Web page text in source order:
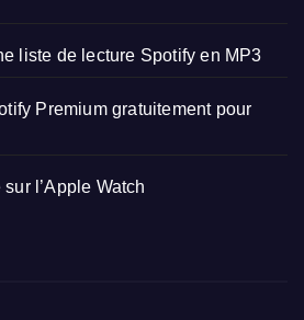
liste de lecture Spotify en MP3
Premium gratuitement pour
l’Apple Watch